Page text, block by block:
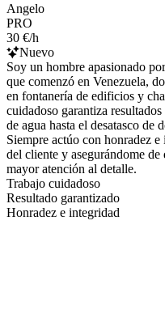
Angelo
PRO
30 €/h
Nuevo
Soy un hombre apasionado
que comenzó en Venezuela,
en fontanería de edificios y
cuidadoso garantiza
de agua hasta el desatasco de
Siempre actúo con honradez
del cliente y asegurándome de
mayor atención al detalle.
Trabajo cuidadoso
Resultado garantizado
Honradez e integridad